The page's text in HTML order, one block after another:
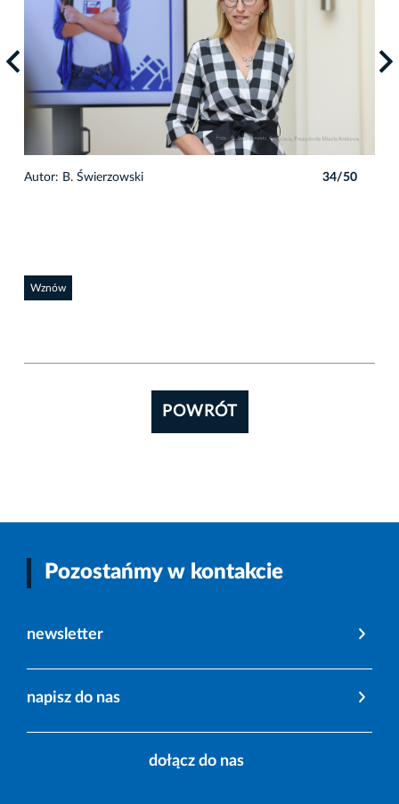
Autor: B. Świerzowski 34/50
Wznów
POWRÓT
Pozostańmy w kontakcie
newsletter
napisz do nas
dołącz do nas